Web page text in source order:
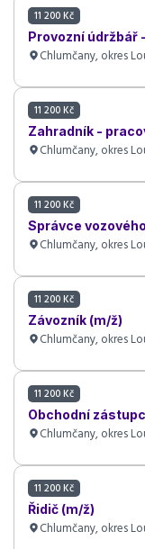
11 200 Kč
Provozní údržbář
Chlumčany, okres
11 200 Kč
Zahradník -
Chlumčany, okres
11 200 Kč
Správce
Chlumčany, okres
11 200 Kč
Závozník (m/ž)
Chlumčany, okres
11 200 Kč
Obchodní
Chlumčany, okres
11 200 Kč
Řidič (m/ž)
Chlumčany, okres